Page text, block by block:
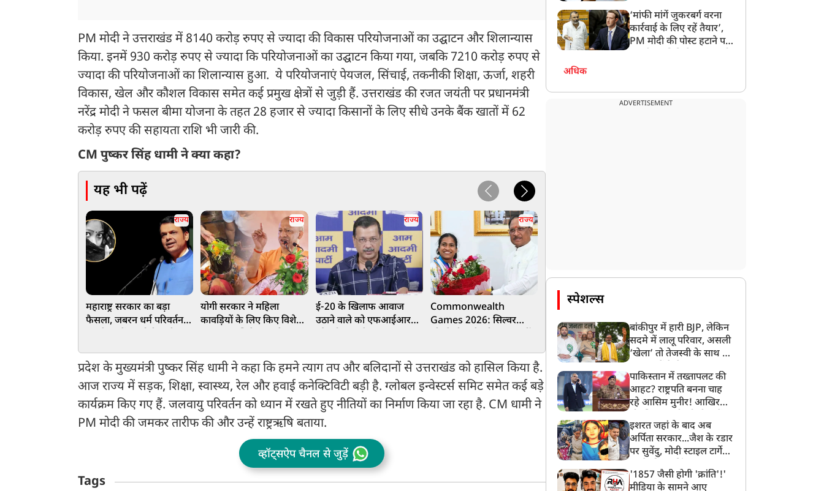
PM मोदी ने उत्तराखंड में 8140 करोड़ रुपए से ज्यादा की विकास परियोजनाओं का उद्घाटन और शिलान्यास
किया. इनमें 930 करोड़ रुपए से ज्यादा कि परियोजनाओं का उद्घाटन किया गया, जबकि 7210 करोड़ रुपए से
ज्यादा की परियोजनाओं का शिलान्यास हुआ. ये परियोजनाएं पेयजल, सिंचाई, तकनीकी शिक्षा, ऊर्जा, शहरी
विकास, खेल और कौशल विकास समेत कई प्रमुख क्षेत्रों से जुड़ी हैं. उत्तराखंड की रजत जयंती पर प्रधानमंत्री
नरेंद्र मोदी ने फसल बीमा योजना के तहत 28 हजार से ज्यादा किसानों के लिए सीधे उनके बैंक खातों में 62
करोड़ रुपए की सहायता राशि भी जारी की.
CM पुष्कर सिंह धामी ने क्या कहा?
यह भी पढ़ें
राज्य
महाराष्ट्र सरकार का बड़ा
फैसला, जबरन धर्म परिवर्तन
सजा और नियम
राज्य
योगी सरकार ने महिला
कावड़ियों के लिए किए विशेष
राज्य
ई-20 के खिलाफ आवाज
उठाने वाले को एफआईआर
केजरीवाल
राज्य
Commonwealth
Games 2026: सिल्वर
30 लाख रुपए
UP विधानसभा में ₹59,019
करोड़ का अनुपूरक बजट पेश,
ऊर्जा-स्वास्थ्य और उद्योग पर
बड़ा फोकस
जनजीवन प्रभावित, CM धामी
ने अधिकारीयों को हाई अलर्ट
पर रहने के दिए निर्देश
प्रदेश के मुख्यमंत्री पुष्कर सिंह धामी ने कहा कि हमने त्याग तप और बलिदानों से उत्तराखंड को हासिल किया है.
आज राज्य में सड़क, शिक्षा, स्वास्थ्य, रेल और हवाई कनेक्टिविटी बड़ी है. ग्लोबल इन्वेस्टर्स समिट समेत कई बड़े
कार्यक्रम किए गए हैं. जलवायु परिवर्तन को ध्यान में रखते हुए नीतियों का निर्माण किया जा रहा है. CM धामी ने
PM मोदी की जमकर तारीफ की और उन्हें राष्ट्रऋषि बताया.
व्हॉट्सऐप चैनल से जुड़ें
Tags
‘मांफी मांगें जुकरबर्ग वरना
कार्रवाई के लिए रहें तैयार’,
PM मोदी की पोस्ट हटाने पर
अधिक
ADVERTISEMENT
स्पेशल्स
बांकीपुर में हारी BJP, लेकिन
सदमे में लालू परिवार, असली
‘खेला’ तो तेजस्वी के साथ हो
पाकिस्तान में तख्तापलट की
आहट? राष्ट्रपति बनना चाह
रहे आसिम मुनीर! आखिर
बनाया मोहरा?
इशरत जहां के बाद अब
अर्पिता सरकार...जैश के रडार
पर सुवेंदु, मोदी स्टाइल टार्गेट
बड़ा एक्शन!
'1857 जैसी होगी 'क्रांति'!'
मीडिया के सामने आए